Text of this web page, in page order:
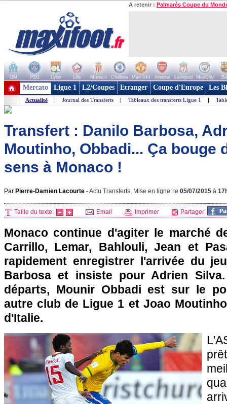
A retenir : Palmarès Coupe du
OM PSG Lyon Lille Monaco Chelsea Man Utd Arsenal Liverpool ManCity
+ de clubs
Mercato Ligue 1 L2/Coupes Etranger Coupe d'Europe Les
Actualité | Journal des Transferts | Tableaux des transferts Ligue 1 |
Transfert : Danilo Barbosa,
Moutinho, Obbadi... Ça bouge
sens à Monaco !
Par Pierre-Damien Lacourte -Actu Transferts, Mise en ligne: le 05/07/2015 à
Taille du texte: Email Imprimer Partager:
Monaco continue d'agiter le marché
Carrillo, Lemar, Bahlouli, Jean et
rapidement enregistrer l'arrivée du
Barbosa et insiste pour Adrien
départs, Mounir Obbadi est sur le
autre club de Ligue 1 et Joao
d'Italie.